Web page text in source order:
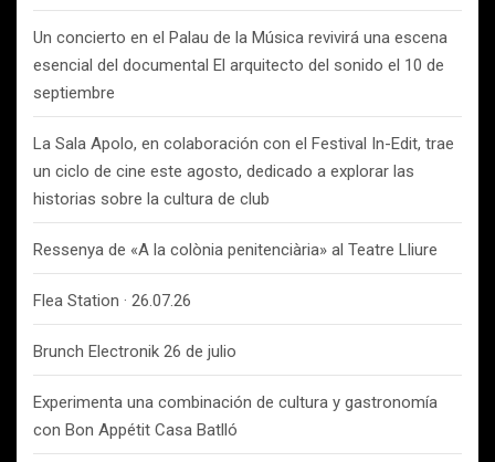
Un concierto en el Palau de la Música revivirá una escena
esencial del documental El arquitecto del sonido el 10 de
septiembre
La Sala Apolo, en colaboración con el Festival In-Edit, trae
un ciclo de cine este agosto, dedicado a explorar las
historias sobre la cultura de club
Ressenya de «A la colònia penitenciària» al Teatre Lliure
Flea Station · 26.07.26
Brunch Electronik 26 de julio
Experimenta una combinación de cultura y gastronomía
con Bon Appétit Casa Batlló